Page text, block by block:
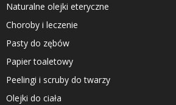
Naturalne olejki eteryczne
Choroby i leczenie
Pasty do zębów
Papier toaletowy
Peelingi i scruby do twarzy
Olejki do ciała